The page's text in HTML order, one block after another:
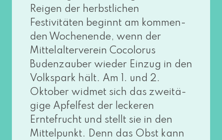
Reigen der herbst­li­chen
Festivitäten beginnt am kom­men­
den Wochenende, wenn der
Mittelalterverein Cocolorus
Budenzauber wie­der Einzug in den
Volkspark hält. Am 1. und 2.
Oktober wid­met sich das zwei­tä­
gi­ge Apfelfest der lecke­ren
Erntefrucht und stellt sie in den
Mittelpunkt. Denn das Obst kann